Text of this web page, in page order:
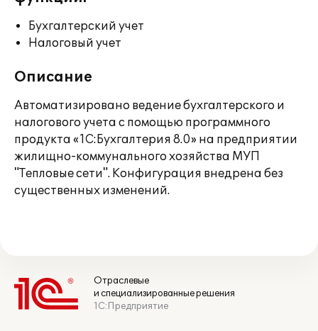
Бухгалтерский учет
Налоговый учет
Описание
Автоматизировано ведение бухгалтерского и
налогового учета с помощью программного
продукта «1С:Бухгалтерия 8.0» на предприятии
жилищно-коммунального хозяйства МУП
"Тепловые сети". Конфигурация внедрена без
существенных изменений.
Отраслевые
и специализированные решения
1С:Предприятие